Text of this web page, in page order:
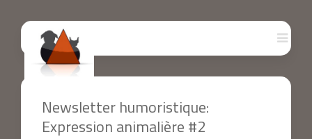
Newsletter humoristique:
Expression animalière #2